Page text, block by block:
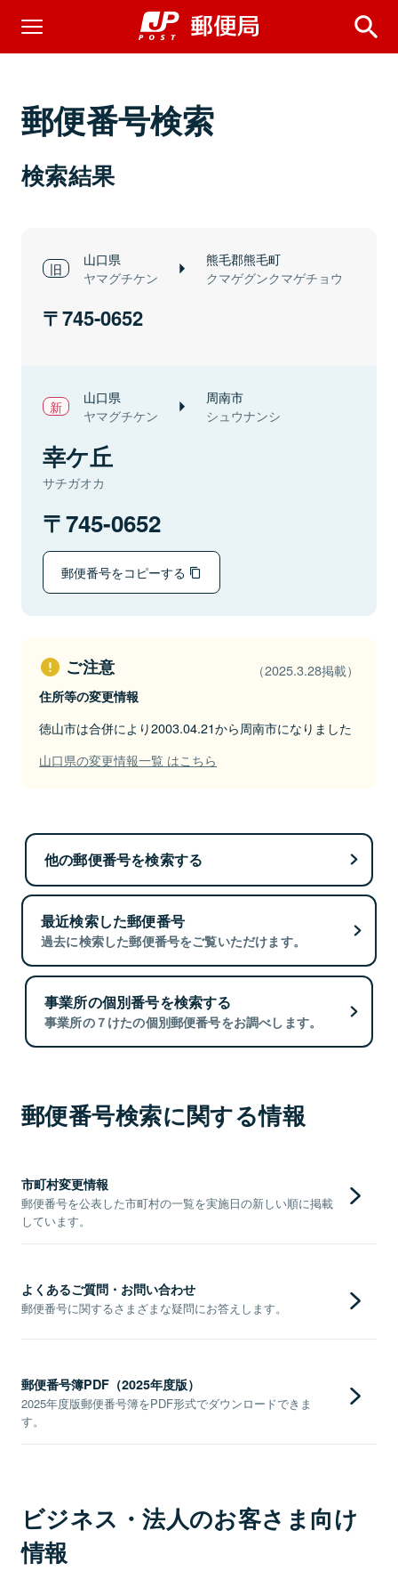
郵便番号検索
検索結果
山口県
ヤマグチケン
熊毛郡熊毛町
クマゲグンクマゲチョウ
745-0652
山口県
ヤマグチケン
周南市
シュウナンシ
幸ケ丘
サチガオカ
745-0652
郵便番号をコピーする
ご注意 （2025.3.28掲載）
住所等の変更情報
徳山市は合併により2003.04.21から周南市になりました
山口県の変更情報一覧 はこちら
他の郵便番号を検索する
最近検索した郵便番号
過去に検索した郵便番号をご覧いただけます。
事業所の個別番号を検索する
事業所の７けたの個別郵便番号をお調べします。
郵便番号検索に関する情報
市町村変更情報
郵便番号を公表した市町村の一覧を実施日の新しい順に掲載
しています。
よくあるご質問・お問い合わせ
郵便番号に関するさまざまな疑問にお答えします。
郵便番号簿PDF（2025年度版）
2025年度版郵便番号簿をPDF形式でダウンロードできま
す。
ビジネス・法人のお客さま向け
情報